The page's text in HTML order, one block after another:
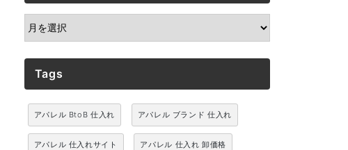
ARCHIVE
Tags
アパレル BtoB 仕入れ アパレル ブランド 仕入れ
アパレル 仕入れサイト アパレル 仕入れ 卸価格